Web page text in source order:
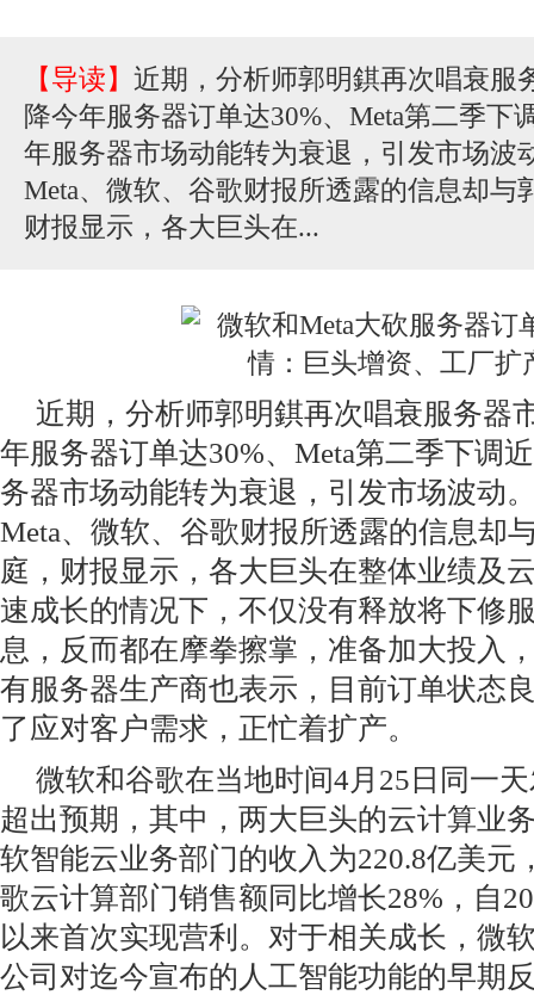
【导读】 近期，分析师郭明錤再次唱衰服
降今年服务器订单达30%、Meta第二季下
年服务器市场动能转为衰退，引发市场波
Meta、微软、谷歌财报所透露的信息却与
财报显示，各大巨头在...
近期，分析师郭明錤再次唱衰服务器
年服务器订单达30%、Meta第二季下调
务器市场动能转为衰退，引发市场波动
Meta、微软、谷歌财报所透露的信息却
庭，财报显示，各大巨头在整体业绩及
速成长的情况下，不仅没有释放将下修
息，反而都在摩拳擦掌，准备加大投入
有服务器生产商也表示，目前订单状态
了应对客户需求，正忙着扩产。
微软和谷歌在当地时间4月25日同一
超出预期，其中，两大巨头的云计算业
软智能云业务部门的收入为220.8亿美元
歌云计算部门销售额同比增长28%，自
以来首次实现营利。对于相关成长，微
公司对迄今宣布的人工智能功能的早期